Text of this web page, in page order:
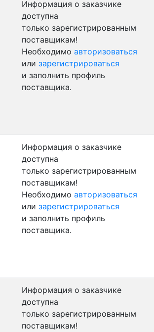
Информация о заказчике
доступна
только зарегистрированным
поставщикам!
Необходимо авторизоваться
или зарегистрироваться
и заполнить профиль
поставщика.
Информация о заказчике
доступна
только зарегистрированным
поставщикам!
Необходимо авторизоваться
или зарегистрироваться
и заполнить профиль
поставщика.
Информация о заказчике
доступна
только зарегистрированным
поставщикам!